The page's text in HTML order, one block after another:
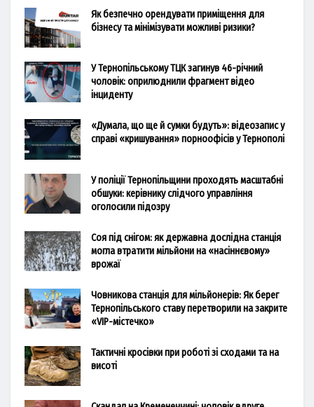
Як безпечно орендувати приміщення для
бізнесу та мінімізувати можливі ризики?
У Тернопільському ТЦК загинув 46-річний
чоловік: оприлюднили фрагмент відео
інциденту
«Думала, що ще й сумки будуть»: відеозапис у
справі «кришування» порноофісів у Тернополі
У поліції Тернопільщини проходять масштабні
обшуки: керівнику слідчого управління
оголосили підозру
Соя під снігом: як державна дослідна станція
могла втратити мільйони на «насіннєвому»
врожаї
Човникова станція для мільйонерів: Як берег
Тернопільського ставу перетворили на закрите
«VIP-містечко»
Тактичні кросівки при роботі зі сходами та на
висоті